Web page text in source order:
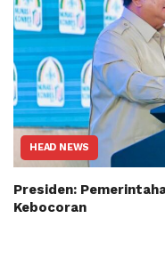
HEAD NEWS
Presiden:
Kebocoran